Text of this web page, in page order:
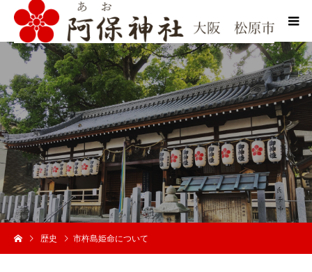
歴史 市杵島姫命について